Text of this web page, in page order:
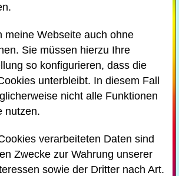
meine Webseite auch ohne
Sie müssen hierzu Ihre
so konfigurieren, dass die
unterbleibt. In diesem Fall
nicht alle Funktionen
nutzen.
verarbeiteten Daten sind
Zwecke zur Wahrung unserer
sowie der Dritter nach Art.